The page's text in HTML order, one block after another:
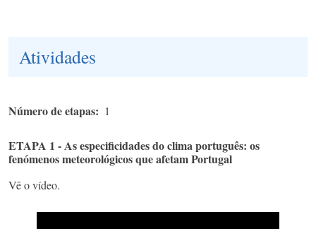
Atividades
Número de etapas 1
ETAPA 1 - As especificidades do clima português: os
fenómenos meteorológicos que afetam Portugal
Vê o vídeo.